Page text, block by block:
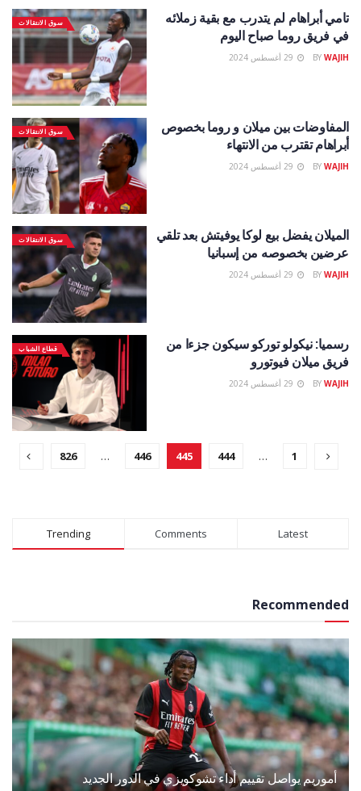
سوق الانتقالات
تامي أبراهام لم يتدرب مع بقية زملائه
في فريق روما صباح اليوم
BY WAJIH
سوق الانتقالات
المفاوضات بين ميلان و روما بخصوص
أبراهام تقترب من الانتهاء
BY WAJIH
سوق الانتقالات
الميلان يفضل بيع لوكا يوفيتش بعد تلقي
عرضين بخصوصه من إسبانيا
BY WAJIH
قطاع الشباب
رسميا: نيكولو توركو سيكون جزءا من
فريق ميلان فيوتورو
BY WAJIH
1
…
444
445
446
…
826
Trending Comments Latest
Recommended
أموريم يواصل تقييم أداء تشوكويزي في الدور الجديد